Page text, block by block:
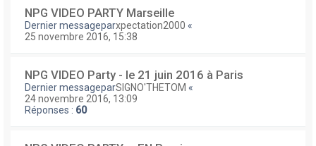
NPG VIDEO PARTY Marseille
Dernier messageparxpectation2000 «
25 novembre 2016, 15:38
NPG VIDEO Party - le 21 juin 2016 à Paris
Dernier messageparSIGNO'THETOM «
24 novembre 2016, 13:09
Réponses : 60